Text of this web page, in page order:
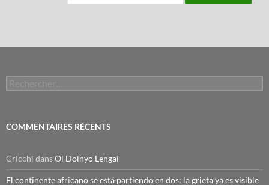
COMMENTAIRES RÉCENTS
Cricchi dansOl Doinyo Lengai
El continente africano se está partiendo en dos: la grieta ya es visible